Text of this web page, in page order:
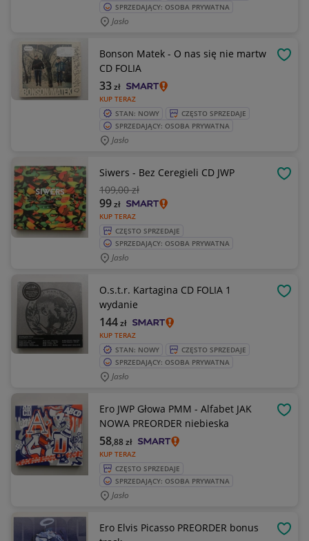
SPRZEDAJĄCY: OSOBA PRYWATNA
Jasło
Bonson Matek - O nas się nie martw
CD FOLIA
KUP TERAZ
33zł
STAN: NOWY
CZĘSTO SPRZEDAJE
SPRZEDAJĄCY: OSOBA PRYWATNA
Jasło
Siwers - Bez Ceregieli CD JWP
109,00 zł
KUP TERAZ
99zł
CZĘSTO SPRZEDAJE
SPRZEDAJĄCY: OSOBA PRYWATNA
Jasło
O.s.t.r. Kartagina CD FOLIA 1
wydanie
KUP TERAZ
144zł
STAN: NOWY
CZĘSTO SPRZEDAJE
SPRZEDAJĄCY: OSOBA PRYWATNA
Jasło
Ero JWP Głowa PMM - Alfabet JAK
NOWA PREORDER niebieska
KUP TERAZ
58,88zł
CZĘSTO SPRZEDAJE
SPRZEDAJĄCY: OSOBA PRYWATNA
Jasło
Ero Elvis Picasso PREORDER bonus